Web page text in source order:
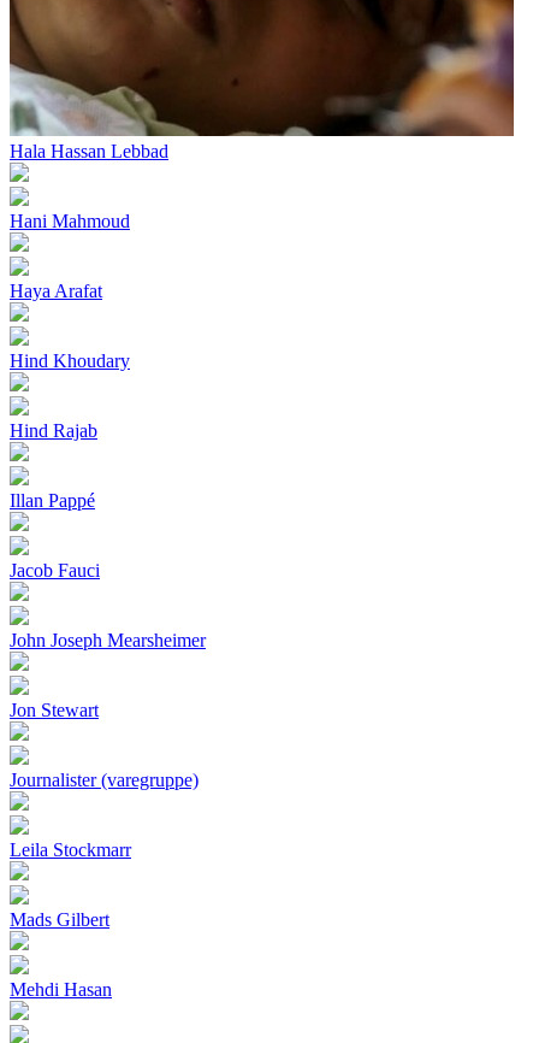
Hala Hassan Lebbad
Hani Mahmoud
Haya Arafat
Hind Khoudary
Hind Rajab
Illan Pappé
Jacob Fauci
John Joseph Mearsheimer
Jon Stewart
Journalister (varegruppe)
Leila Stockmarr
Mads Gilbert
Mehdi Hasan